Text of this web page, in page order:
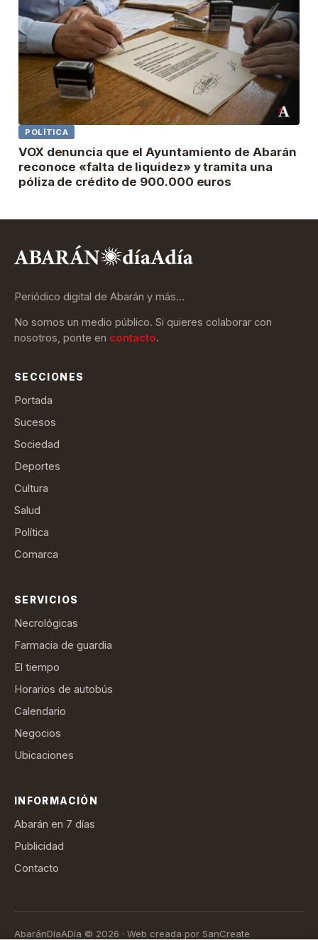
POLÍTICA
VOX denuncia que el Ayuntamiento de Abarán
reconoce «falta de liquidez» y tramita una
póliza de crédito de 900.000 euros
Periódico digital de Abarán y más…
No somos un medio público. Si quieres colaborar con
nosotros, ponte en contacto.
SECCIONES
Portada
Sucesos
Sociedad
Deportes
Cultura
Salud
Política
Comarca
SERVICIOS
Necrológicas
Farmacia de guardia
El tiempo
Horarios de autobús
Calendario
Negocios
Ubicaciones
INFORMACIÓN
Abarán en 7 días
Publicidad
Contacto
AbaránDíaADía © 2026 · Web creada por SanCreate